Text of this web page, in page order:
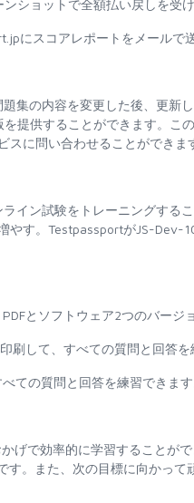
ショットで全額払い戻しを受け
にスコアレポートをメールで
集の内容を変更した後、更新
提供することができます。こ
に問い合わせることができま
イン試験をトレーニングする
やす。TestpassportがJS-Dev-
とソフトウェア2つのバージ
刷して、すべての質問と回答
ての質問と回答を練習できます
げで効率的に学習することが
。また、次の目標に向かって